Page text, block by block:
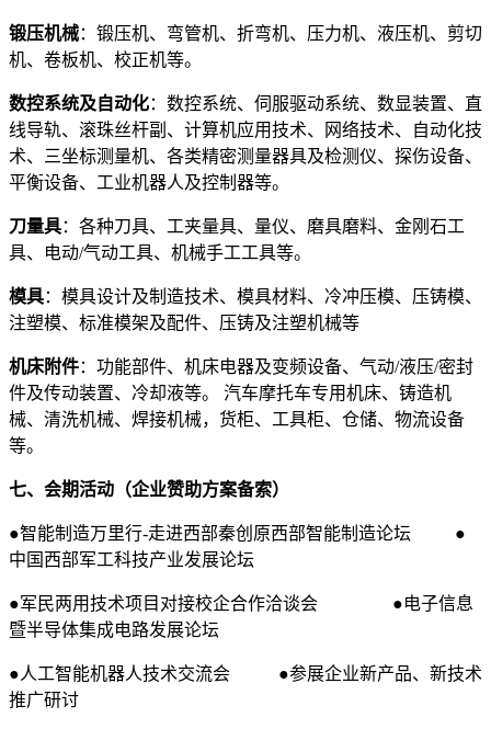
锻压机械：锻压机、弯管机、折弯机、压力机、液压机、剪切
机、卷板机、校正机等。
数控系统及自动化：数控系统、伺服驱动系统、数显装置、直
线导轨、滚珠丝杆副、计算机应用技术、网络技术、自动化技
术、三坐标测量机、各类精密测量器具及检测仪、探伤设备、
平衡设备、工业机器人及控制器等。
刀量具：各种刀具、工夹量具、量仪、磨具磨料、金刚石工
具、电动/气动工具、机械手工工具等。
模具：模具设计及制造技术、模具材料、冷冲压模、压铸模、
注塑模、标准模架及配件、压铸及注塑机械等
机床附件：功能部件、机床电器及变频设备、气动/液压/密封
件及传动装置、冷却液等。 汽车摩托车专用机床、铸造机
械、清洗机械、焊接机械，货柜、工具柜、仓储、物流设备
等。
七、会期活动（企业赞助方案备索）
●智能制造万里行-走进西部秦创原西部智能制造论坛 ●
中国西部军工科技产业发展论坛
●军民两用技术项目对接校企合作洽谈会 ●电子信息
暨半导体集成电路发展论坛
●人工智能机器人技术交流会 ●参展企业新产品、新技术
推广研讨